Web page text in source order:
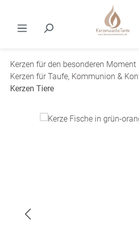
Kerzen für den besonderen Moment
Kerzen für Taufe, Kommunion &
Kerzen Tiere
Bildergalerie überspringen